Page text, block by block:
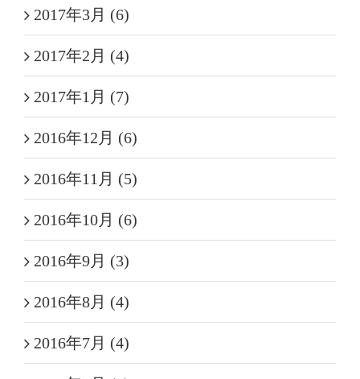
2017年3月 (6)
2017年2月 (4)
2017年1月 (7)
2016年12月 (6)
2016年11月 (5)
2016年10月 (6)
2016年9月 (3)
2016年8月 (4)
2016年7月 (4)